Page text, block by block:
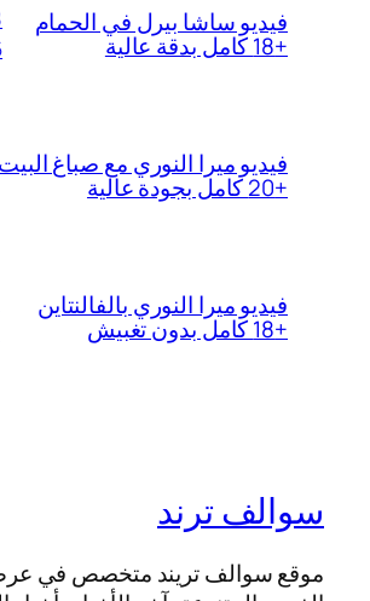
فيديو ساشا بيرل في الحمام
+18 كامل بدقة عالية
فيديو ميرا النوري مع صباغ البيت
+20 كامل بجودة عالية
فيديو ميرا النوري بالفالنتاين
+18 كامل بدون تغبيش
سوالف ترند
موقع سوالف تريند متخصص في